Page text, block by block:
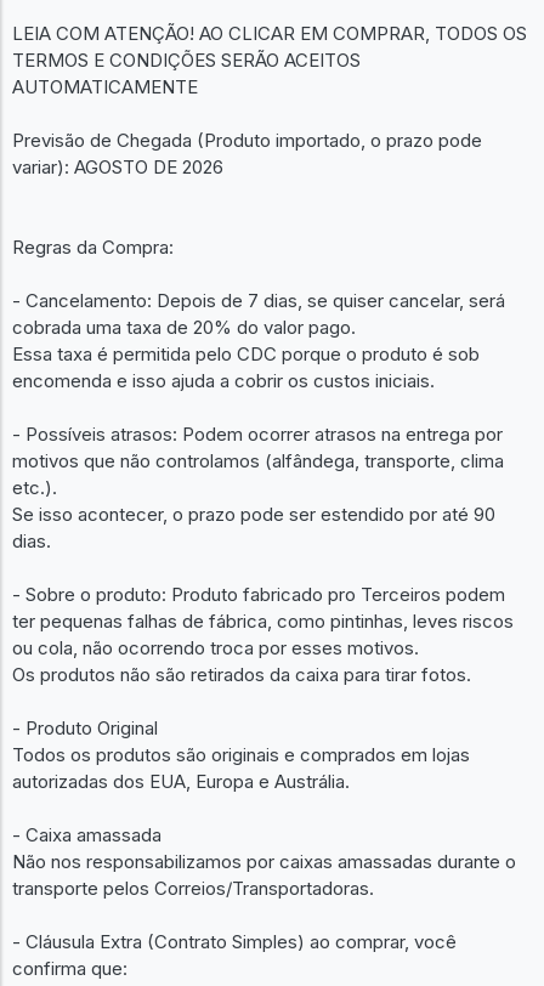
LEIA COM ATENÇÃO! AO CLICAR EM COMPRAR, TODOS OS
TERMOS E CONDIÇÕES SERÃO ACEITOS
AUTOMATICAMENTE
Previsão de Chegada (Produto importado, o prazo pode
variar): AGOSTO DE 2026
Regras da Compra:
- Cancelamento: Depois de 7 dias, se quiser cancelar, será
cobrada uma taxa de 20% do valor pago.
Essa taxa é permitida pelo CDC porque o produto é sob
encomenda e isso ajuda a cobrir os custos iniciais.
- Possíveis atrasos: Podem ocorrer atrasos na entrega por
motivos que não controlamos (alfândega, transporte, clima
etc.).
Se isso acontecer, o prazo pode ser estendido por até 90
dias.
- Sobre o produto: Produto fabricado pro Terceiros podem
ter pequenas falhas de fábrica, como pintinhas, leves riscos
ou cola, não ocorrendo troca por esses motivos.
Os produtos não são retirados da caixa para tirar fotos.
- Produto Original
Todos os produtos são originais e comprados em lojas
autorizadas dos EUA, Europa e Austrália.
- Caixa amassada
Não nos responsabilizamos por caixas amassadas durante o
transporte pelos Correios/Transportadoras.
- Cláusula Extra (Contrato Simples) ao comprar, você
confirma que: